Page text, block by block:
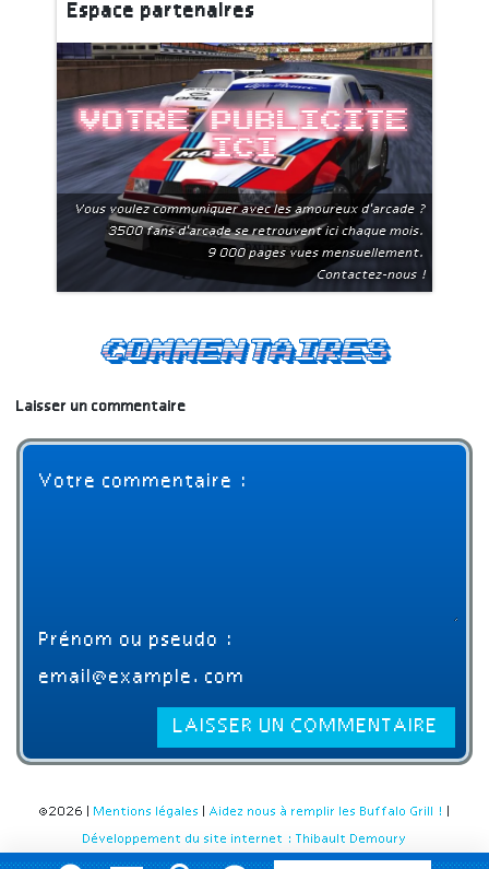
Espace partenaires
Votre publicite
ici
Vous voulez communiquer avec les amoureux d'arcade ?
3500 fans d'arcade se retrouvent ici chaque mois.
9 000 pages vues mensuellement.
Contactez-nous !
Commentaires
Laisser un commentaire
©2026 | Mentions légales Aidez nous à remplir les Buffalo Grill !
Développement du site internet : Thibault Demoury